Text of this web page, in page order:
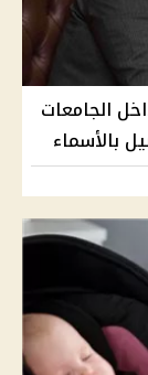
الجامعات
بالأسماء